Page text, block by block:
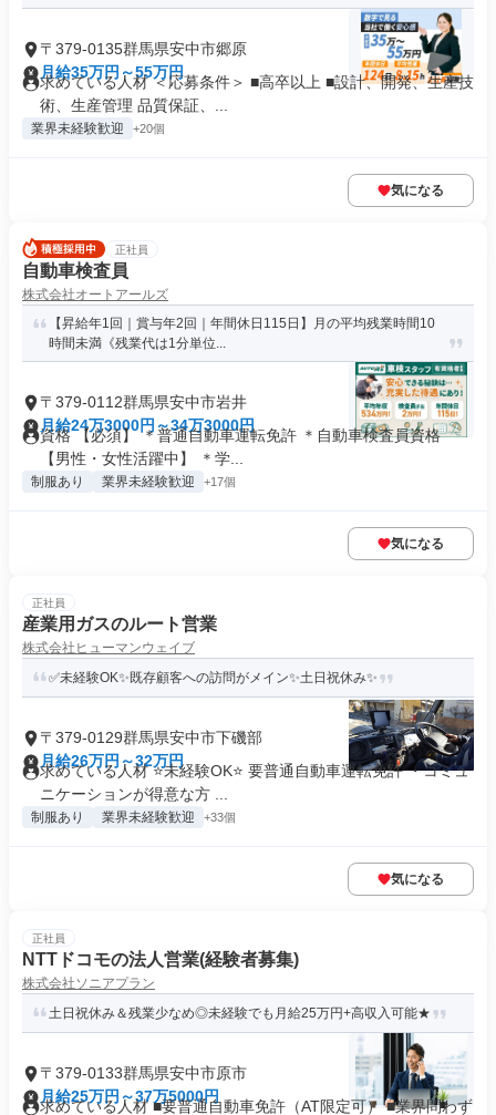
〒379-0135群馬県安中市郷原
月給35万円～55万円
求めている人材 ＜応募条件＞ ■高卒以上 ■設計、開発、生産技
術、生産管理 品質保証、...
業界未経験歓迎 +20個
気になる
正社員
自動車検査員
株式会社オートアールズ
【昇給年1回｜賞与年2回｜年間休日115日】月の平均残業時間10
時間未満《残業代は1分単位...
〒379-0112群馬県安中市岩井
月給24万3000円～34万3000円
資格 【必須】 ＊普通自動車運転免許 ＊自動車検査員資格
【男性・女性活躍中】 ＊学...
制服あり 業界未経験歓迎 +17個
気になる
正社員
産業用ガスのルート営業
株式会社ヒューマンウェイブ
✅未経験OK✨既存顧客への訪問がメイン✨土日祝休み✨
〒379-0129群馬県安中市下磯部
月給26万円～32万円
求めている人材 ⭐未経験OK⭐ 要普通自動車運転免許 ・コミュ
ニケーションが得意な方 ...
制服あり 業界未経験歓迎 +33個
気になる
正社員
NTTドコモの法人営業(経験者募集)
株式会社ソニアプラン
土日祝休み＆残業少なめ◎未経験でも月給25万円+高収入可能★
〒379-0133群馬県安中市原市
月給25万円～37万5000円
求めている人材 ■要普通自動車免許（AT限定可） ■業界問わず